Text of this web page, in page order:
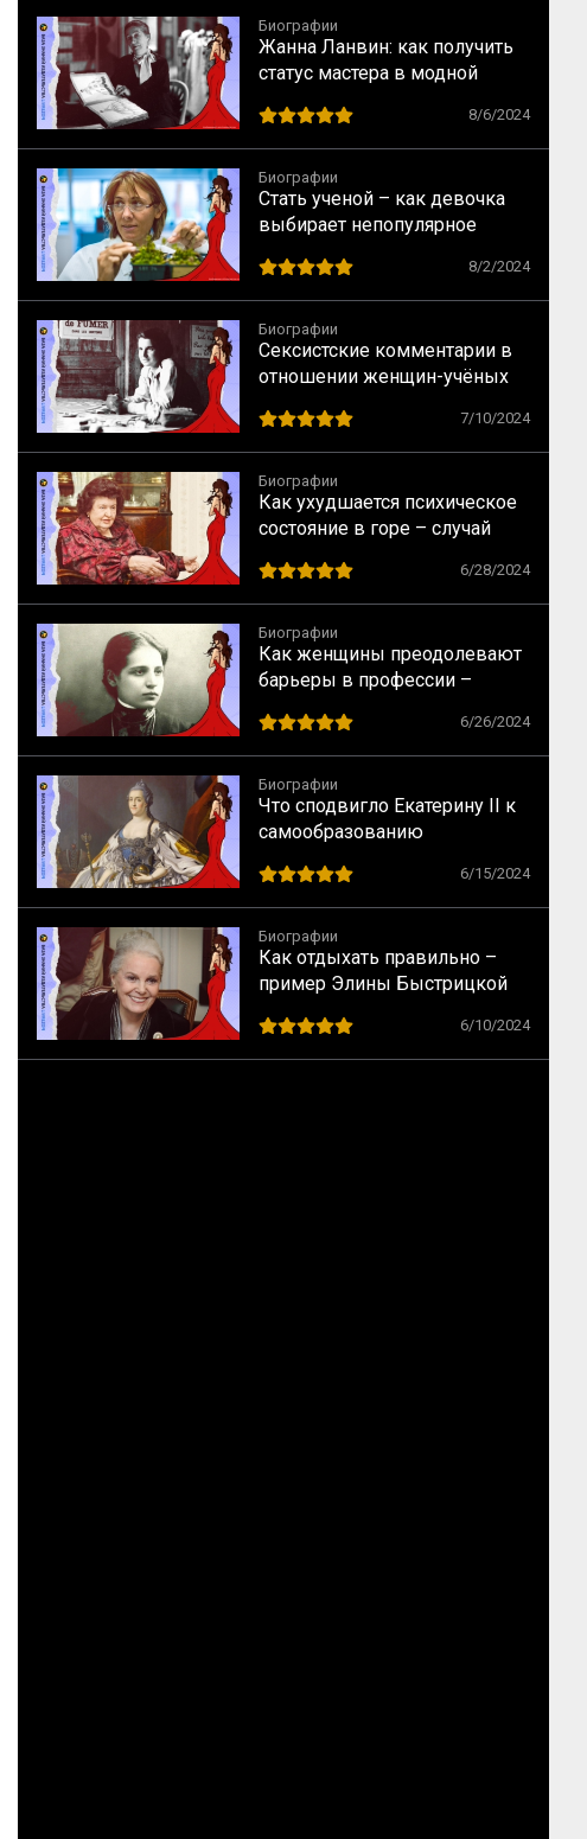
Биографии
Жанна Ланвин: как получить
статус мастера в модной
8/6/2024
Биографии
Стать ученой – как девочка
выбирает непопулярное
8/2/2024
Биографии
Сексистские комментарии в
отношении женщин-учёных
7/10/2024
Биографии
Как ухудшается психическое
состояние в горе – случай
6/28/2024
Биографии
Как женщины преодолевают
барьеры в профессии –
6/26/2024
Биографии
Что сподвигло Екатерину II к
самообразованию
6/15/2024
Биографии
Как отдыхать правильно –
пример Элины Быстрицкой
6/10/2024